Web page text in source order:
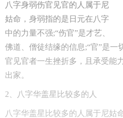
八字身弱伤官见官的人属于尼
姑命，身弱指的是日元在八字
中的力量不强;“伤官”是才艺、
佛道、僧徒结缘的信息;“官”是一
官见官者一生挫折多，且承受能
出家。
2、八字华盖星比较多的人
八字华盖星比较多的人属于尼姑